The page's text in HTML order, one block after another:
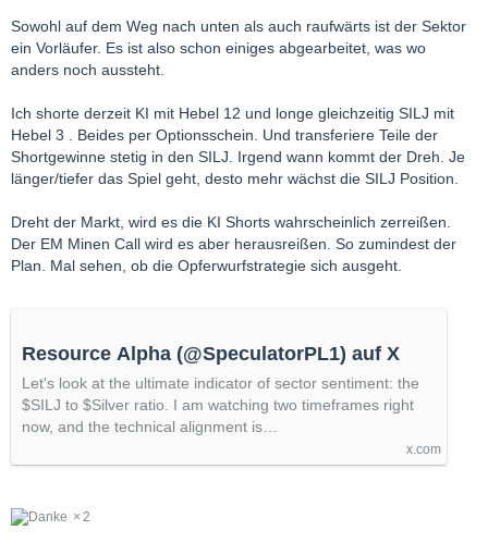
Sowohl auf dem Weg nach unten als auch raufwärts ist der Sektor
ein Vorläufer. Es ist also schon einiges abgearbeitet, was wo
anders noch aussteht.
Ich shorte derzeit KI mit Hebel 12 und longe gleichzeitig SILJ mit
Hebel 3 . Beides per Optionsschein. Und transferiere Teile der
Shortgewinne stetig in den SILJ. Irgend wann kommt der Dreh. Je
länger/tiefer das Spiel geht, desto mehr wächst die SILJ Position.
Dreht der Markt, wird es die KI Shorts wahrscheinlich zerreißen.
Der EM Minen Call wird es aber herausreißen. So zumindest der
Plan. Mal sehen, ob die Opferwurfstrategie sich ausgeht.
Resource Alpha (@SpeculatorPL1) auf X
Let's look at the ultimate indicator of sector sentiment: the
$SILJ to $Silver ratio. I am watching two timeframes right
now, and the technical alignment is…
x.com
2